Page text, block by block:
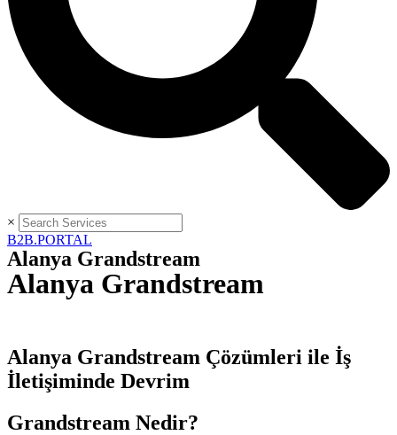
×
B2B.PORTAL
Alanya Grandstream
Alanya Grandstream
Alanya Grandstream Çözümleri ile İş
İletişiminde Devrim
Grandstream Nedir?